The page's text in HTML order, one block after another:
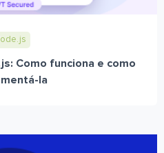
Como funciona e como
la